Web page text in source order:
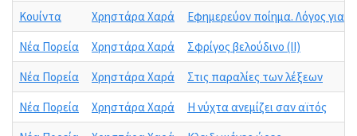
Κουίντα
Χρηστάρα Χαρά
Εφημερεύον ποίημα. Λόγος για
Νέα Πορεία
Χρηστάρα Χαρά
Σφρίγος βελούδινο (ΙΙ)
Νέα Πορεία
Χρηστάρα Χαρά
Στις παραλίες των λέξεων
Νέα Πορεία
Χρηστάρα Χαρά
Η νύχτα ανεμίζει σαν αϊτός